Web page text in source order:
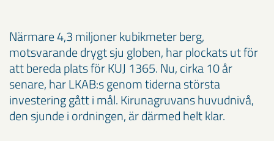
Närmare 4,3 miljoner kubikmeter berg,
motsvarande drygt sju globen, har plockats ut för
att bereda plats för KUJ 1365. Nu, cirka 10 år
senare, har LKAB:s genom tiderna största
investering gått i mål. Kirunagruvans huvudnivå,
den sjunde i ordningen, är därmed helt klar.